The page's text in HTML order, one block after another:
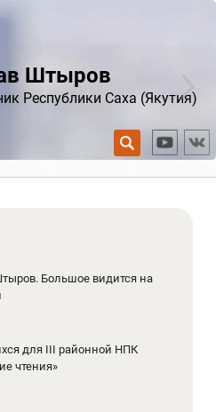
Штыров
Республики Саха (Якутия)
Большое видится на
для III районной НПК
чтения»